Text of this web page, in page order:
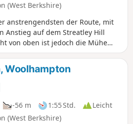
(West Berkshire)
anstrengendsten der Route, mit
Anstieg auf dem Streatley Hill
von oben ist jedoch die Mühe
ist mit einem sehr steilen
Hill ziemlich anspruchsvoll.
genießen: Kanalboote,
Wölfe, die Geschichte hinter dem
Teiche und Brunnenkresse-
alte Erdwerke, seltene
beeindruckender Aussicht.
Woolhampton
-56 m 1:55 Std.
Leicht
(West Berkshire)